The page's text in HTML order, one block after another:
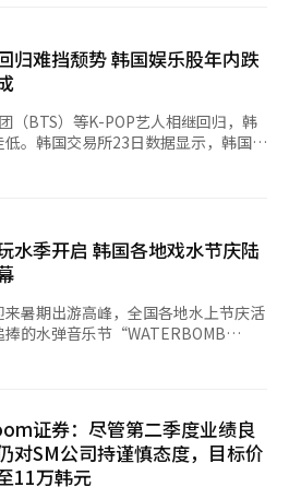
充道：“虽然由于营销费用增加短期
迅速实现盈利。” NH投资证券
入和营业利润分别为1兆3090亿韩元
工智能（AI）系统翻译与编辑。
企业中，Kakao以1.2564万亿韩元
SM娱乐经
娱乐、STARSHIP Entertainment、
中，SM娱乐去年实现营业收入8125
着aespa、NCT全球巡演规模扩大，
销售同步增长，带动整体业绩提升。
比增长8.3%）营业收入位列第二。旗
实现营业收入4375亿韩元，同比增
的持续活跃，为公司业绩增长提供
Stray Kids世界巡演及官方MD商品销
YG娱乐以3392亿韩元
。受BLACKPINK世界巡演及演唱会
、TREASURE等艺人专辑发行和
幅增长。 数据显示，
大娱乐集团去年合计实现营业收入
为突出。该公司去年实现营业收入
。业内分析认为，这主要得益于
，以艺人为核心的广告及内容业务快
归难挡颓势 韩国娱乐股年内跌
（BTS）等K-POP艺人相继回归，韩
。韩国交易所23日数据显示，韩国四
跌约40%。其中，SM娱乐累计下跌
纷下调其目标股价。金融信息企业
销售额预计同比增长68.38%，YG
长7.3%，JYP娱乐增长6.46%。然而
SM娱乐和HYBE的目标股价，8家券商
下调JYP娱乐目标股价。 从基本
显恶化。大型艺人世界巡演持续火
第二季度，HYBE演出总观众人数达
万人次，成为公司业绩增长的主要
、Super Junior等组合演出，预计
。今年第一季度，四大娱乐公司专辑销
为，AI投资热潮导
板块，是娱乐股估值下降的重要原因
水季开启 韩国各地戏水节庆陆
暑期出游高峰，全国各地水上节庆活
的水弹音乐节“WATERBOMB
开幕，被称为“WATERBOMB鼻
畿道高阳市一山区国际展览中心
WATERBOMB是一个水娱乐互动音乐
国、泰国、日本等多地举办。 本届
民、aespa成员KARINA以及男团
证券：尽管第二季度业绩良
对SM公司持谨慎态度，目标价
11万韩元